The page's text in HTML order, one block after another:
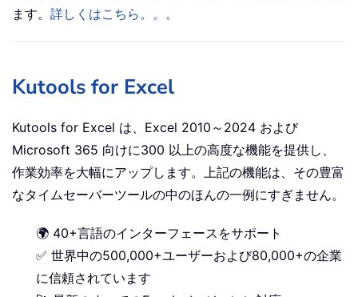
ます。 詳しくはこちら。。。
Kutools for Excel
Kutools for Excel は、Excel 2010～2024 および
Microsoft 365 向けに300 以上の高度な機能を提供し、
作業効率を大幅にアップします。上記の機能は、その豊富
なタイムセーバーツールの中のほんの一例にすぎません。
🌍 40+言語のインターフェースをサポート
✅ 世界中の500,000+ユーザーおよび80,000+の企業
に信頼されています